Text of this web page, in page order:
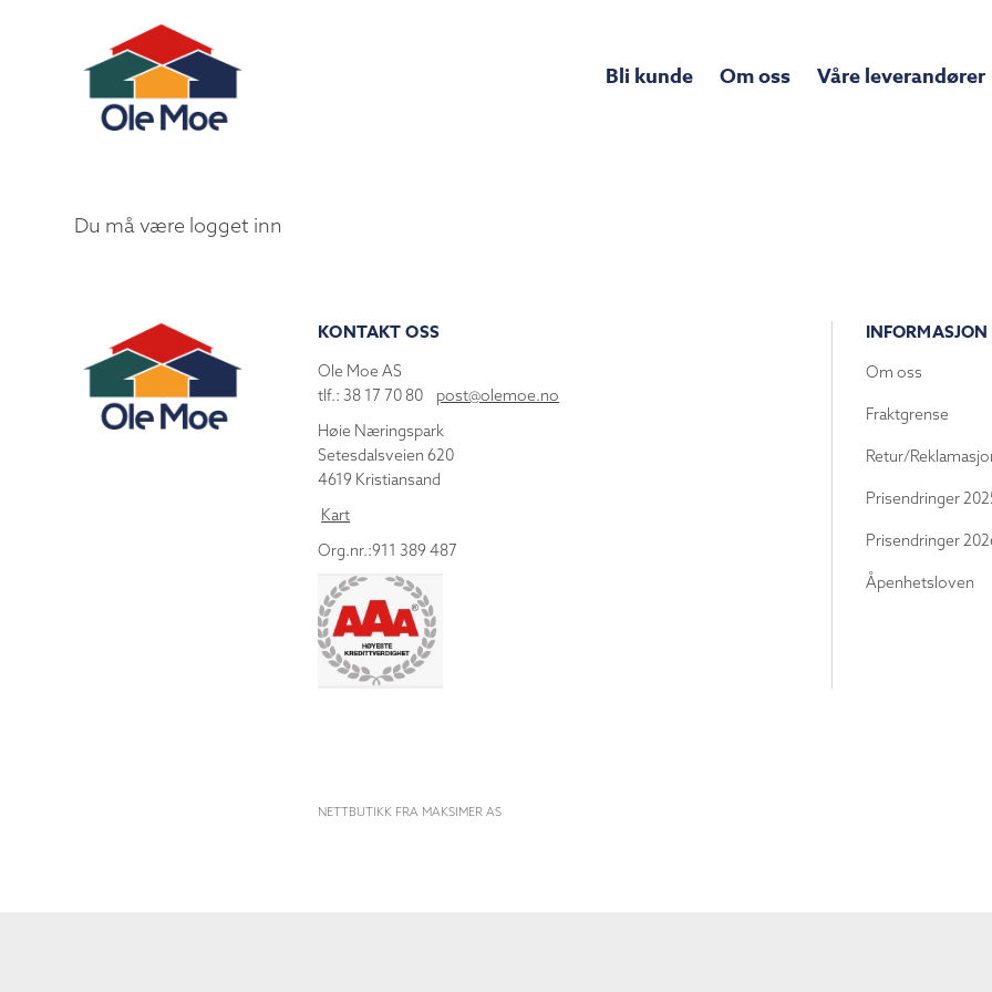
Bli kunde Om oss Våre leverandører
Du må være logget inn
KONTAKT OSS
Ole Moe AS
tlf.: 38 17 70 80 post@olemoe.no
Høie Næringspark
Setesdalsveien 620
4619 Kristiansand
Kart
Org.nr.:911 389 487
INFORMASJON
Om oss
Fraktgrense
Retur/
Prisendringer
Prisendringer
Åpenhetsloven
NETTBUTIKK FRA MAKSIMER AS